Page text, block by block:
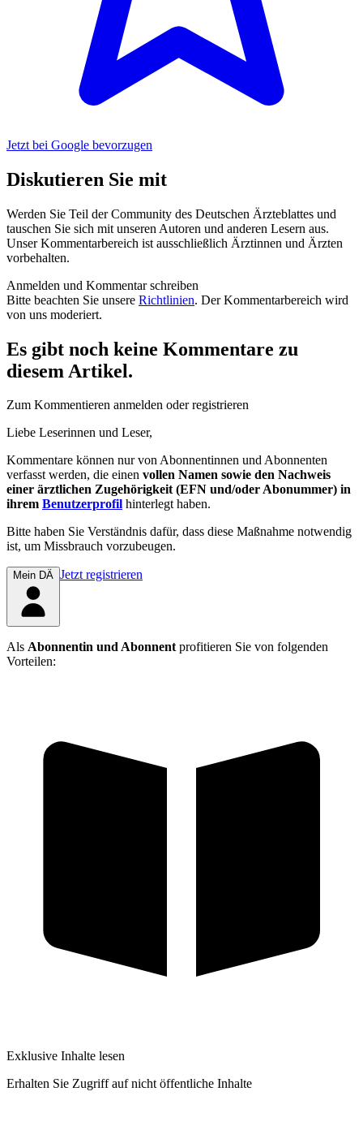
Jetzt bei Google bevorzugen
Diskutieren Sie mit
Werden Sie Teil der Community des Deutschen Ärzteblattes und
tauschen Sie sich mit unseren Autoren und anderen Lesern aus.
Unser Kommentarbereich ist ausschließlich Ärztinnen und Ärzten
vorbehalten.
Anmelden und Kommentar schreiben
Bitte beachten Sie unsere Richtlinien. Der Kommentarbereich wird
von uns moderiert.
Es gibt noch keine Kommentare zu
diesem Artikel.
Zum Kommentieren anmelden oder registrieren
Liebe Leserinnen und Leser,
Kommentare können nur von Abonnentinnen und Abonnenten
verfasst werden, die einen vollen Namen sowie den Nachweis
einer ärztlichen Zugehörigkeit (EFN und/oder Abonummer) in
ihrem Benutzerprofil hinterlegt haben.
Bitte haben Sie Verständnis dafür, dass diese Maßnahme notwendig
ist, um Missbrauch vorzubeugen.
Mein DÄ Jetzt registrieren
Als Abonnentin und Abonnentprofitieren Sie von folgenden
Vorteilen:
Exklusive Inhalte lesen
Erhalten Sie Zugriff auf nicht öffentliche Inhalte